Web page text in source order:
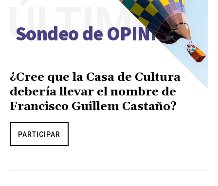
Sondeo de OPINIÓN
ÚLTIMO
¿Cree que la Casa de Cultura
debería llevar el nombre de
Francisco Guillem Castaño?
PARTICIPAR